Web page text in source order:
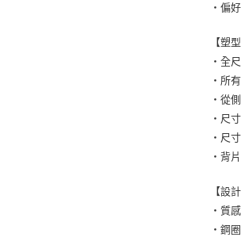
・偏
【塑
・全
・所
・從
・尺
・尺
・背
【設
・質
・鋼